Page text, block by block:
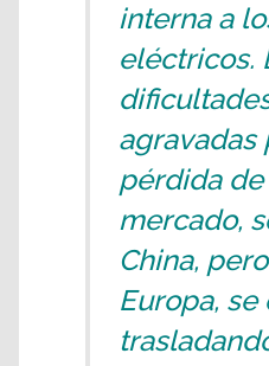
interna a
eléctricos.
agravadas
pérdida
mercado,
China,
Europa, se